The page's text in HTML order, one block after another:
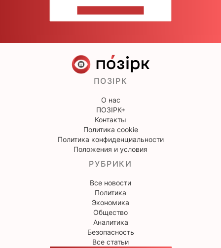
ПОЗІРК
О нас
ПОЗІРК+
Контакты
Политика cookie
Политика конфиденциальности
Положения и условия
РУБРИКИ
Все новости
Политика
Экономика
Общество
Аналитика
Безопасность
Все статьи